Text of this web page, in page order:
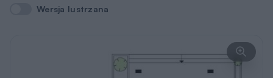
Wersja lustrzana
Wersja lustrzana